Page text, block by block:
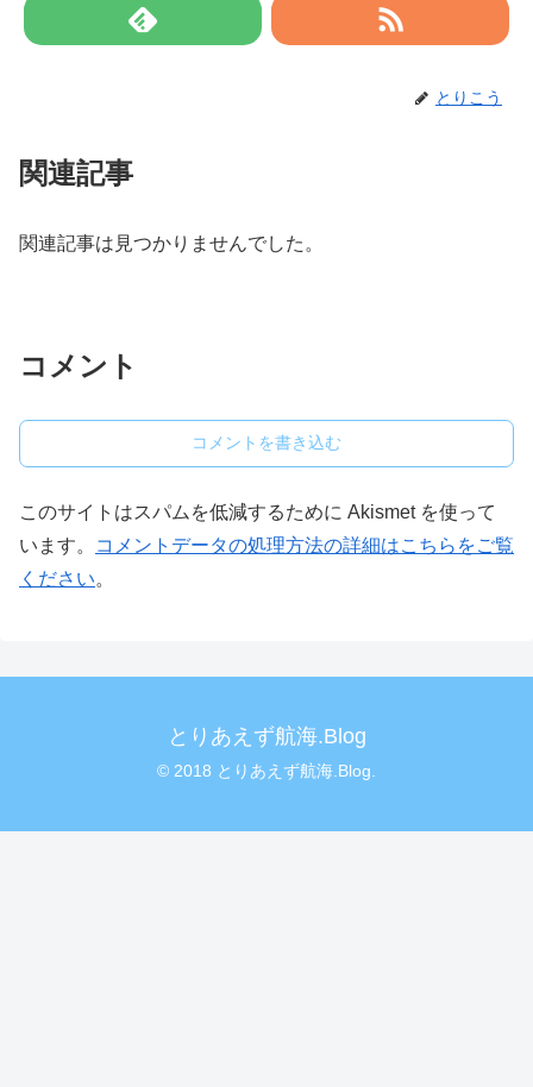
とりこう
関連記事
関連記事は見つかりませんでした。
コメント
コメントを書き込む
このサイトはスパムを低減するために Akismet を使って
います。
コメントデータの処理方法の詳細はこちらをご覧
ください。
とりあえず航海.Blog
© 2018 とりあえず航海.Blog.